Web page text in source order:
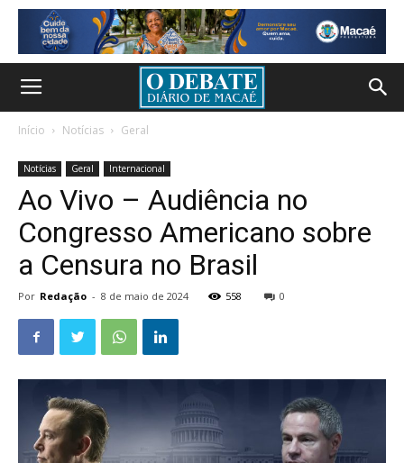
Início Notícias Geral
Notícias Geral Internacional
Ao Vivo – Audiência no
Congresso Americano sobre
a Censura no Brasil
Por Redação - 8 de maio de 2024 558 0